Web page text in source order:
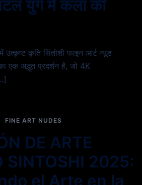
युग में कला की
कृति सिंतोशी फाइन आर्ट न्यूड
एक अद्भुत प्रदर्शन है, जो 4K
FINE ART NUDES
DE ARTE
SINTOSHI 2025:
el Arte en la